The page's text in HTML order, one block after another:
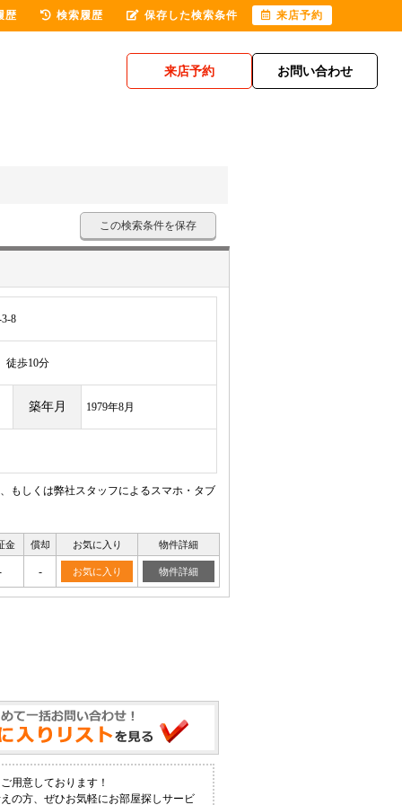
来店予約 お問い合わせ
この検索条件を保存
8
徒歩10分
築年月 1979年8月
もしくは弊社スタッフによるスマホ・タブ
金 償却 お気に入り 物件詳細
- お気に入り 物件詳細
用意しております！
の方、ぜひお気軽にお部屋探しサービ
歴 検索履歴 保存した検索条件 来店予約